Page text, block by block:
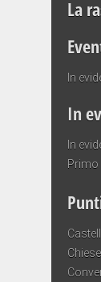
La
In
In
In
Primo
Chiese